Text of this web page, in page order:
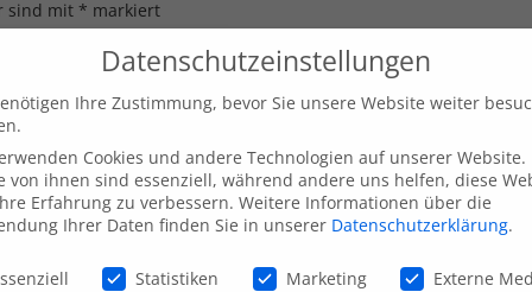
sind mit * markiert
Datenschutzeinstellungen
Ihre Zustimmung, bevor Sie unsere Website weiter
Cookies und andere Technologien auf unserer Website.
von ihnen sind essenziell, während andere uns helfen, diese
Erfahrung zu verbessern. Weitere Informationen über die
Ihrer Daten finden Sie in unserer Datenschutzerklärung.
Statistiken Marketing Externe